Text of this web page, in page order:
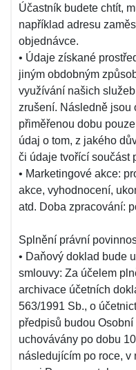
Účastník budete chtít,
například adresu
objednávce.
• Údaje získané
jiným obdobným
využívání našich
zrušení. Následně jsou
přiměřenou dobu
údaj o tom, z jakého
či údaje tvořící součást
• Marketingové akce:
akce, vyhodnocení,
atd. Doba zpracování:
Splnění právní
• Daňový doklad bude
smlouvy: Za účelem
archivace účetních
563/1991 Sb., o
předpisů budou
uchovávány po dobu
následujícím po roce, v